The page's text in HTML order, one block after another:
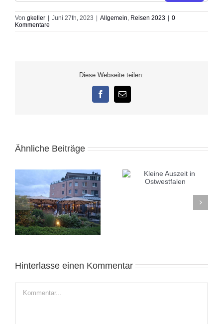
Von gkeller | Juni 27th, 2023 | Allgemein Reisen 2023 | 0
Kommentare
Diese Webseite teilen:
Facebook
E-
Mail
Ähnliche Beiträge
Kleine Auszeit in
Ostwestfalen
Alicante November
Hinterlasse einen Kommentar
Kommentar